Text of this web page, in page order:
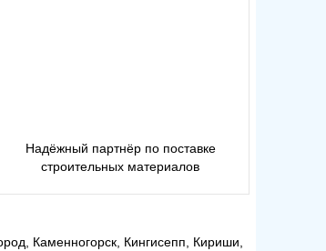
Надëжный партнёр по поставке
строительных материалов
Каменногорск, Кингисепп, Кириши,